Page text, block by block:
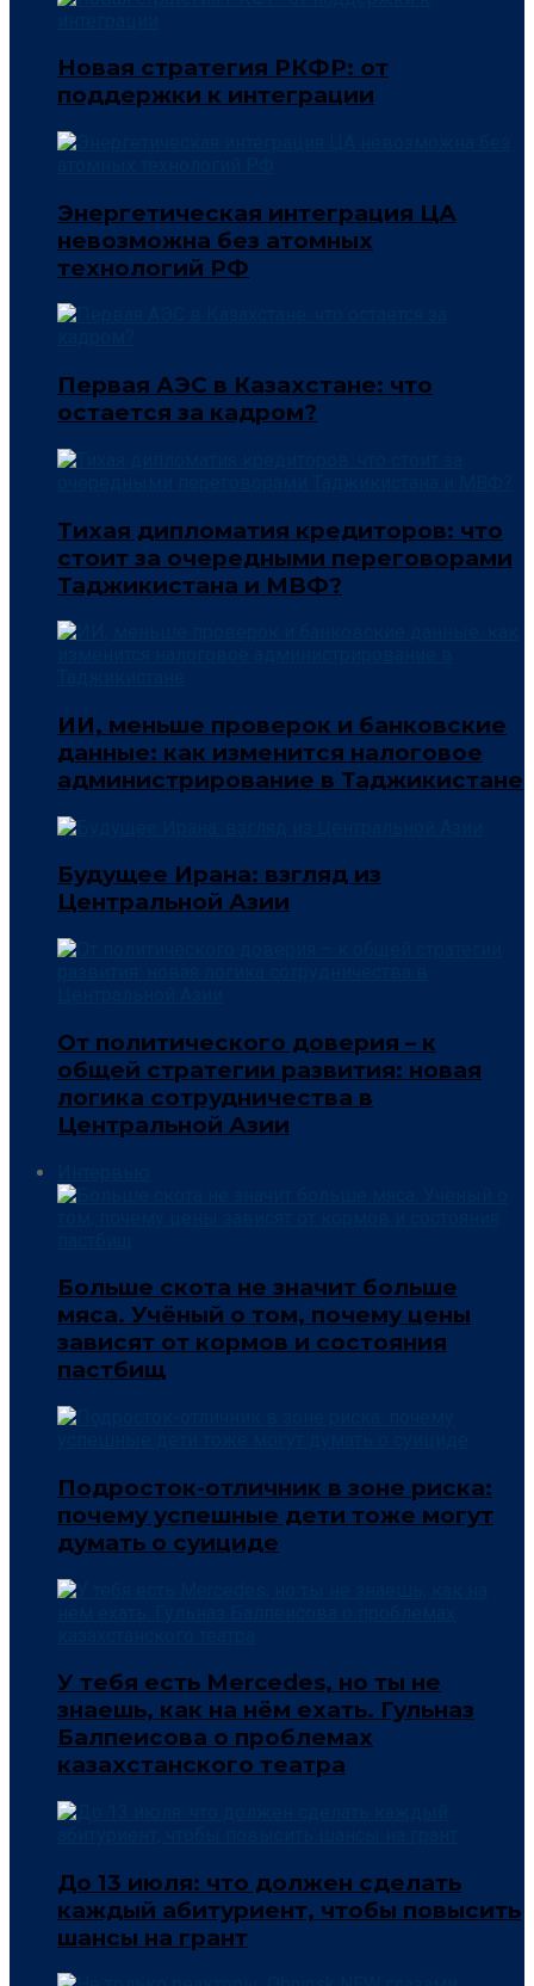
Новая стратегия РКФР: от
поддержки к интеграции
Энергетическая интеграция ЦА
невозможна без атомных
технологий РФ
Первая АЭС в Казахстане: что
остается за кадром?
Тихая дипломатия кредиторов: что
стоит за очередными переговорами
Таджикистана и МВФ?
ИИ, меньше проверок и банковские
данные: как изменится налоговое
администрирование в Таджикистане
Будущее Ирана: взгляд из
Центральной Азии
От политического доверия – к
общей стратегии развития: новая
логика сотрудничества в
Центральной Азии
Больше скота не значит больше
мяса. Учёный о том, почему цены
зависят от кормов и состояния
пастбищ
Подросток-отличник в зоне риска:
почему успешные дети тоже могут
думать о суициде
У тебя есть Mercedes, но ты не
знаешь, как на нём ехать. Гульназ
Балпеисова о проблемах
казахстанского театра
До 13 июля: что должен сделать
каждый абитуриент, чтобы повысить
шансы на грант